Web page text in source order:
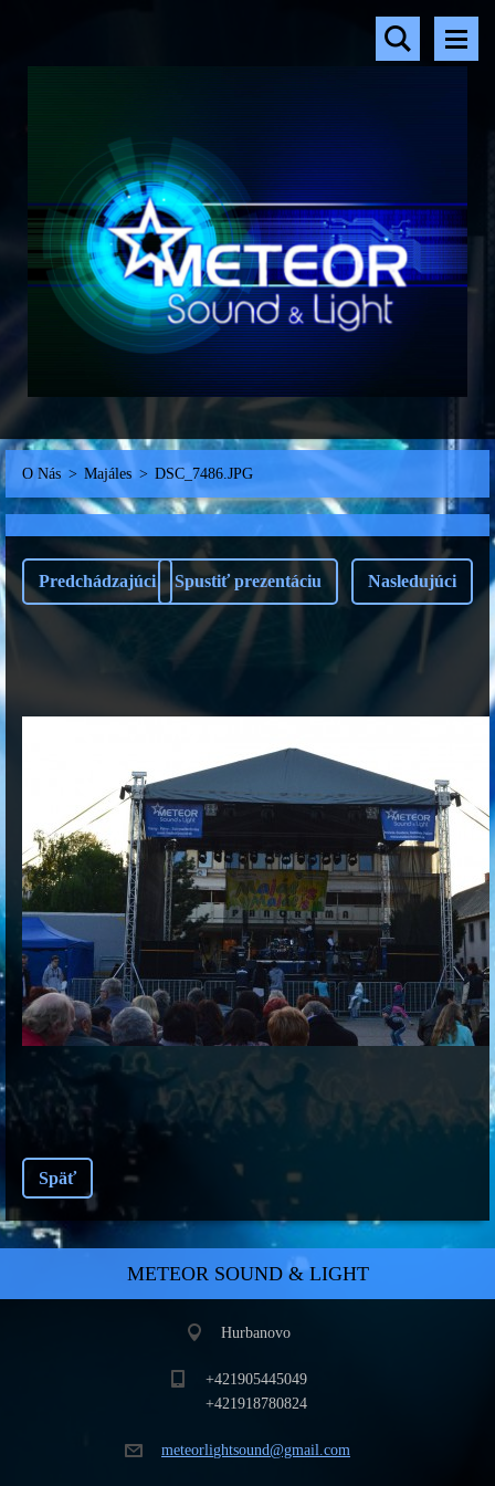
O Nás > Majáles > DSC_7486.JPG
Predchádzajúci Spustiť prezentáciu Nasledujúci
Späť
METEOR SOUND & LIGHT
Hurbanovo
+421905445049
+421918780824
meteorlightsound@gmail.com